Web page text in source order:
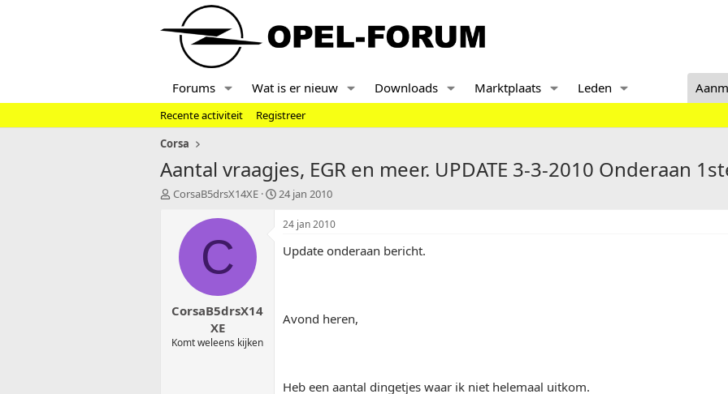
Forums Wat is er nieuw Downloads Marktplaats Leden
Recente activiteit
Registreer
Corsa
Aantal vraagjes, EGR en meer. UPDATE 3-3-2010 Onderaan
T
r
e
CorsaB5drsX14XE
S
m
24 jan 2010
C
CorsaB5drsX14
XE
Komt weleens kijken
24 jan 2010
Update onderaan bericht.
Avond heren,
Heb een aantal dingetjes waar ik niet helemaal uitkom.